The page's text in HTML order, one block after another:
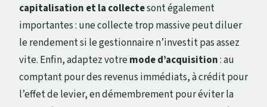
capitalisation et la collectesont également
importantes : une collecte trop massive peut diluer
le rendement si le gestionnaire n’investit pas assez
vite. Enfin, adaptez votremode d’acquisition: au
comptant pour des revenus immédiats, à crédit pour
l’effet de levier, en démembrement pour éviter la